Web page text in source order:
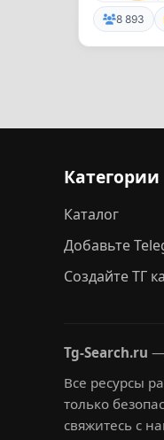
8 893
Категории
Каталог
Добавьте
Создайте ТГ
Tg-Search.ru —
Все ресурсы
только
свяжитесь с